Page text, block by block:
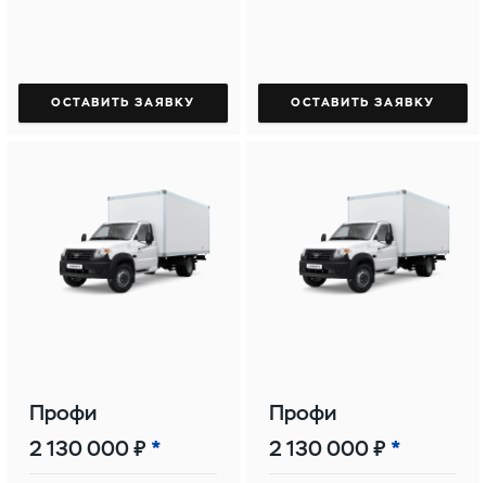
ОСТАВИТЬ ЗАЯВКУ ОСТАВИТЬ ЗАЯВКУ
Профи
2 130 000 ₽
Профи
2 130 000 ₽